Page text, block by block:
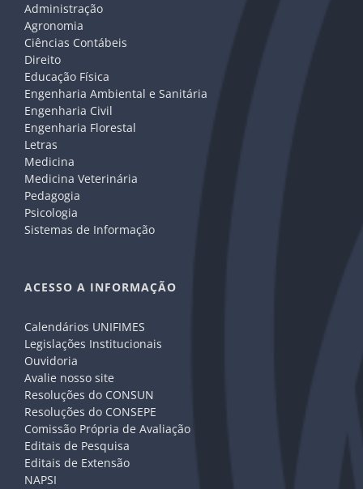
Administração
Agronomia
Ciências Contábeis
Direito
Educação Física
Engenharia Ambiental e Sanitária
Engenharia Civil
Engenharia Florestal
Letras
Medicina
Medicina Veterinária
Pedagogia
Psicologia
Sistemas de Informação
ACESSO A INFORMAÇÃO
Calendários UNIFIMES
Legislações Institucionais
Ouvidoria
Avalie nosso site
Resoluções do CONSUN
Resoluções do CONSEPE
Comissão Própria de Avaliação
Editais de Pesquisa
Editais de Extensão
NAPSI